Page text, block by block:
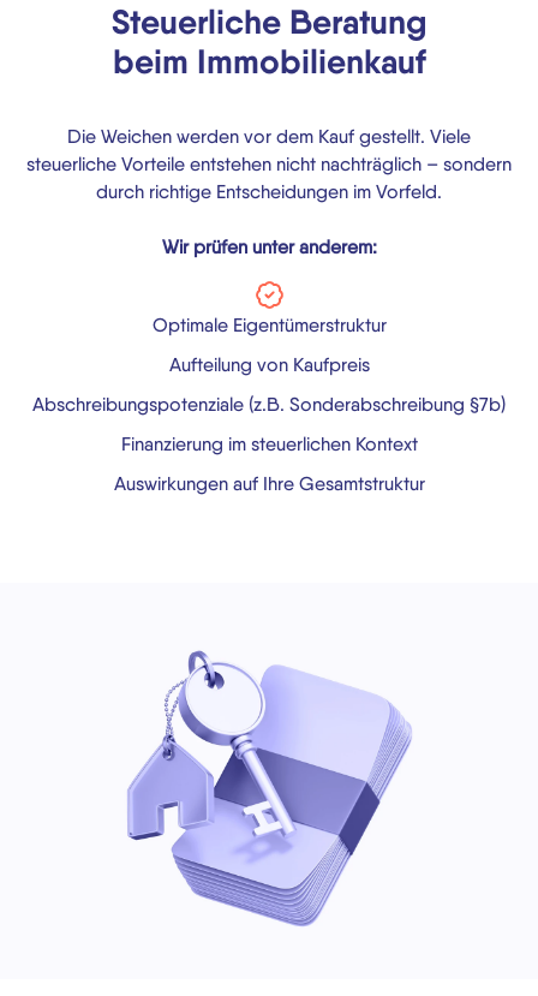
Steuerliche Beratung
beim Immobilienkauf
Die Weichen werden vor dem Kauf gestellt. Viele
steuerliche Vorteile entstehen nicht nachträglich – sondern
durch richtige Entscheidungen im Vorfeld.
Wir prüfen unter anderem:
Optimale Eigentümerstruktur
Aufteilung von Kaufpreis
Abschreibungspotenziale (z.B. Sonderabschreibung §7b)
Finanzierung im steuerlichen Kontext
Auswirkungen auf Ihre Gesamtstruktur